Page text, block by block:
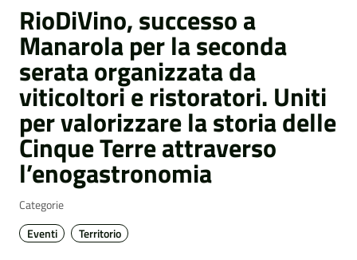
RioDiVino, successo a
Manarola per la seconda
serata organizzata da
viticoltori e ristoratori. Uniti
per valorizzare la storia delle
Cinque Terre attraverso
l’enogastronomia
Categorie
Eventi
Territorio